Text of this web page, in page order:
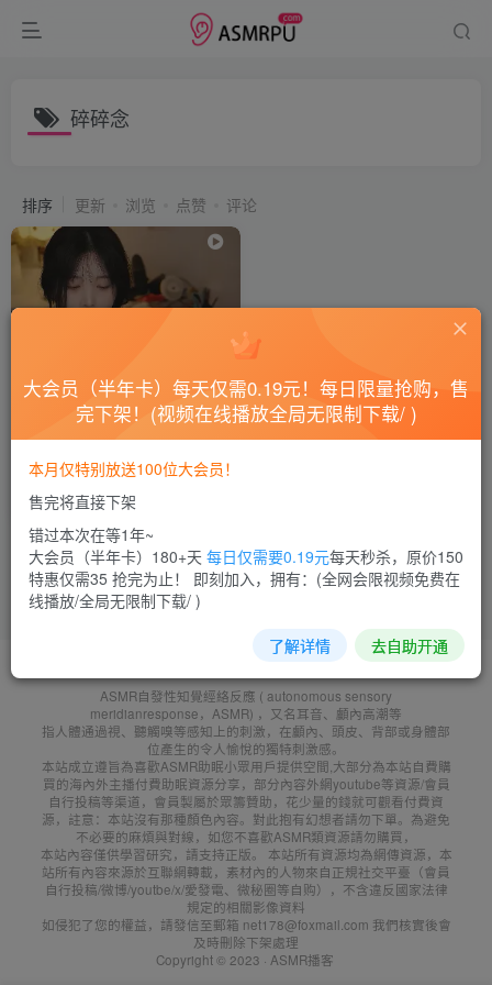
碎碎念
排序 更新 浏览 点赞 评论
ASMR Yoonying 私密悄悄话
会员专属 国外ASMR 日韩ASMR
菜需捆
聯系客服
ASMR自發性知覺經絡反應 ( autonomous sensory
meridianresponse，ASMR) ，又名耳音、顱內高潮等
指人體通過視、聽觸嗅等感知上的刺激，在顱內、頭皮、背部或身體部
位產生的令人愉悅的獨特刺激感。
本站成立遵旨為喜歡ASMR助眠小眾用戶提供空間,大部分為本站自費購
買的海內外主播付費助眠資源分享，部分內容外網youtube等資源/會員
自行投稿等渠道，會員製屬於眾籌贊助，花少量的錢就可觀看付費資
源，註意：本站沒有那種顏色內容。對此抱有幻想者請勿下單。為避免
不必要的麻煩與對線，如您不喜歡ASMR類資源請勿購買，
本站內容僅供學習研究，請支持正版。 本站所有資源均為網傳資源，本
站所有內容來源於互聯網轉載，素材內的人物來自正規社交平臺（會員
自行投稿/微博/youtbe/x/愛發電、微秘圈等自购），不含違反國家法律
規定的相關影像資料
如侵犯了您的權益，請發信至郵箱 net178@foxmail.com 我們核實後會
及時刪除下架處理
Copyright © 2023 · ASMR播客
大会员（半年卡）每天仅需0.19元！每日限量抢购，售
完下架！(视频在线播放全局无限制下载/ )
本月仅特别放送100位大会员！
售完将直接下架
错过本次在等1年~
大会员（半年卡）180+天 每日仅需要0.19元每天秒杀，原价150
特惠仅需35 抢完为止！ 即刻加入，拥有：(全网会限视频免费在
线播放/全局无限制下载/ )
了解详情 去自助开通